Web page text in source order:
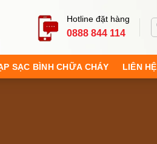
Hotline đặt hàng
0888 844 114
SẠC BÌNH CHỮA CHÁY LIÊN HỆ